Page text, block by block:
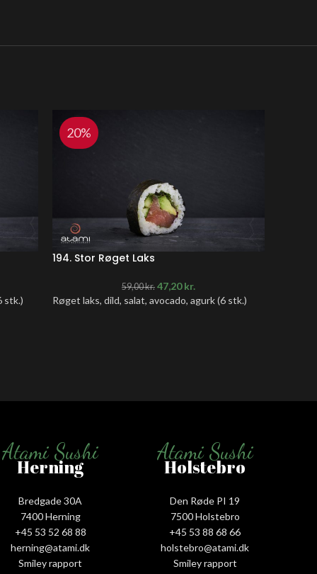
stk.)
20%
194. Stor Røget Laks
59,00kr. 47,20kr.
Røget laks, dild, salat, avocado, agurk (6 stk.)
Atami Sushi
Herning
Bredgade 30A
7400 Herning
+45 53 52 68 88
herning@atami.dk
Smiley rapport
Atami Sushi
Holstebro
Den Røde PI 19
7500 Holstebro
+45 53 88 68 66
holstebro@atami.dk
Smiley rapport